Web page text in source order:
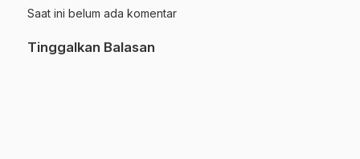
Saat ini belum ada komentar
Tinggalkan Balasan